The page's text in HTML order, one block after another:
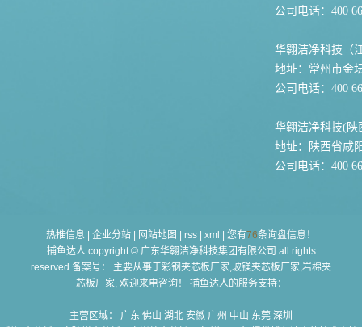
公司电话：400
华翱洁净科技（
地址：常州市金
公司电话：400
华翱洁净科技(陕
地址：陕西省咸
公司电话：400
热推信息 企业分站 网站地图 rss xml 您有76条询盘信息！
捕鱼达人 copyright © 广东华翱洁净科技集团有限公司 all rights
reserved 备案号： 主要从事于彩钢夹芯板厂家,玻镁夹芯板厂家,岩棉夹
芯板厂家, 欢迎来电咨询！ 捕鱼达人的服务支持：
主营区域： 广东 佛山 湖北 安徽 广州 中山 东莞 深圳